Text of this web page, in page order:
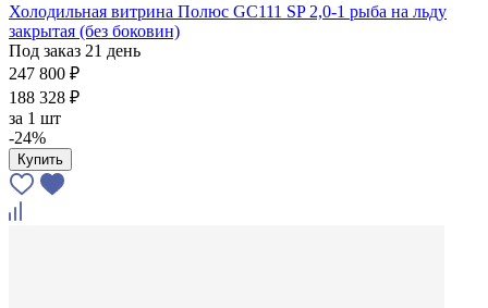
Холодильная витрина Полюс GC111 SP 2,0-1 рыба на льду
закрытая (без боковин)
Под заказ 21 день
247 800 ₽
188 328 ₽
за 1 шт
-24%
Купить